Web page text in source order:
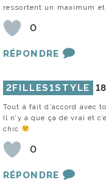
ressortent un maximum
0
RÉPONDRE
2FILLES1STYLE
Tout à fait d’accord avec
Il n’y a que ça de vrai et
chic
0
RÉPONDRE